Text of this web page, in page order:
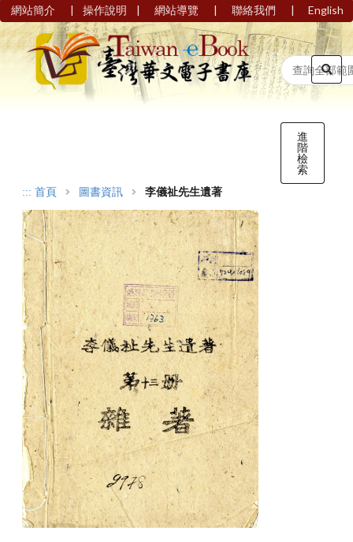
網站簡介 | 操作說明 | 網站導覽 | 聯絡我們 | English
進
階
檢
索
::: 首頁 圖書資訊 李儀祉先生遺著